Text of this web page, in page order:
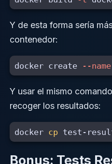
Y de esta forma sería
contenedor:
docker create --name
Y usar el mismo
recoger los resultados:
docker cp
Bonus: Tests